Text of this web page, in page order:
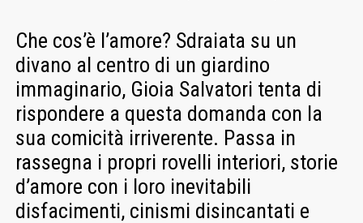
Che cos’è l’amore? Sdraiata su un
divano al centro di un giardino
immaginario, Gioia Salvatori tenta di
rispondere a questa domanda con la
sua comicità irriverente. Passa in
rassegna i propri rovelli interiori, storie
d’amore con i loro inevitabili
disfacimenti, cinismi disincantati e